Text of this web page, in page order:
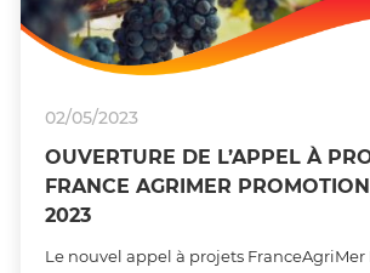
OUVERTURE DE L’APPEL À
FRANCE AGRIMER
2023
02/05/2023
Le nouvel appel à projets